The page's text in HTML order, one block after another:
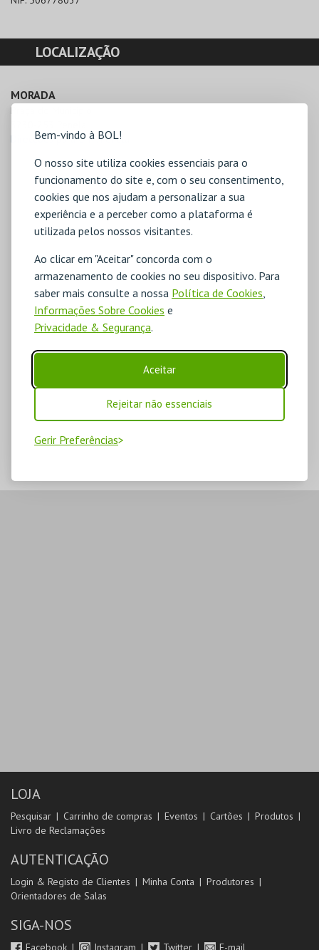
Bem-vindo à BOL!
O nosso site utiliza cookies essenciais para o
funcionamento do site e, com o seu consentimento,
cookies que nos ajudam a personalizar a sua
experiência e a perceber como a plataforma é
utilizada pelos nossos visitantes.
Ao clicar em "Aceitar" concorda com o
armazenamento de cookies no seu dispositivo. Para
saber mais consulte a nossa Política de Cookies,
Informações Sobre Cookies e
Privacidade & Segurança.
Aceitar
Rejeitar não essenciais
Gerir Preferências
LOCALIZAÇÃO
MORADA
Praça do Município
Direcções para C. M. Penela
LOJA
Pesquisar Carrinho de compras Eventos Cartões
Produtos
Livro de Reclamações
AUTENTICAÇÃO
Login & Registo de Clientes Minha Conta
Produtores
Orientadores de Salas
SIGA-NOS
Facebook Instagram Twitter E-mail